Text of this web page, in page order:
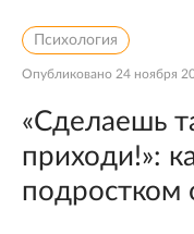
Психология
Опубликовано 24 ноября
«Сделаешь
приходи!»:
подростком